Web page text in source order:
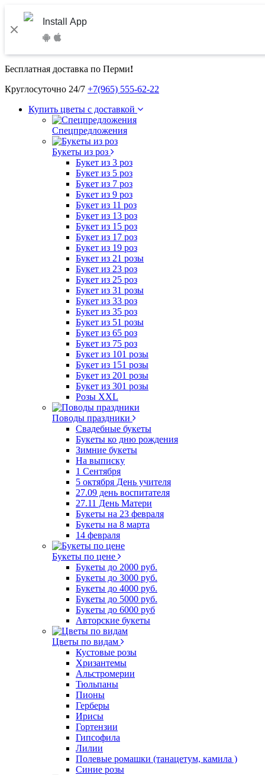
Install App
Бесплатная доставка по Перми!
Круглосуточно 24/7 +7(965) 555-62-22
Купить цветы с доставкой
Спецпредложения
Букеты из роз
Букет из 3 роз
Букет из 5 роз
Букет из 7 роз
Букет из 9 роз
Букет из 11 роз
Букет из 13 роз
Букет из 15 роз
Букет из 17 роз
Букет из 19 роз
Букет из 21 розы
Букет из 23 роз
Букет из 25 роз
Букет из 31 розы
Букет из 33 роз
Букет из 35 роз
Букет из 51 розы
Букет из 65 роз
Букет из 75 роз
Букет из 101 розы
Букет из 151 розы
Букет из 201 розы
Букет из 301 розы
Розы XXL
Поводы праздники
Свадебные букеты
Букеты ко дню рождения
Зимние букеты
На выписку
1 Сентября
5 октября День учителя
27.09 день воспитателя
27.11 День Матери
Букеты на 23 февраля
Букеты на 8 марта
14 февраля
Букеты по цене
Букеты до 2000 руб.
Букеты до 3000 руб.
Букеты до 4000 руб.
Букеты до 5000 руб.
Букеты до 6000 руб
Авторские букеты
Цветы по видам
Кустовые розы
Хризантемы
Альстромерии
Тюльпаны
Пионы
Герберы
Ирисы
Гортензии
Гипсофила
Лилии
Полевые ромашки (танацетум, камила )
Синие розы